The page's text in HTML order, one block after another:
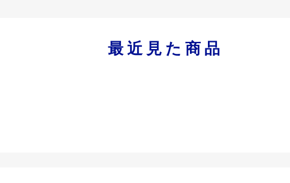
最近見た商品